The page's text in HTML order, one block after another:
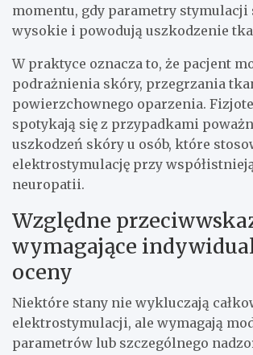
momentu, gdy parametry stymulacji
wysokie i powodują uszkodzenie
W praktyce oznacza to, że pacjent
podrażnienia skóry, przegrzania
powierzchownego oparzenia.
spotykają się z przypadkami
uszkodzeń skóry u osób, które
elektrostymulację przy
neuropatii.
Względne
wymagające
oceny
Niektóre stany nie wykluczają
elektrostymulacji, ale wymagają
parametrów lub szczególnego